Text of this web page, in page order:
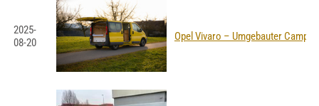
2025-
08-20
Opel Vivaro – Umgebauter Camper